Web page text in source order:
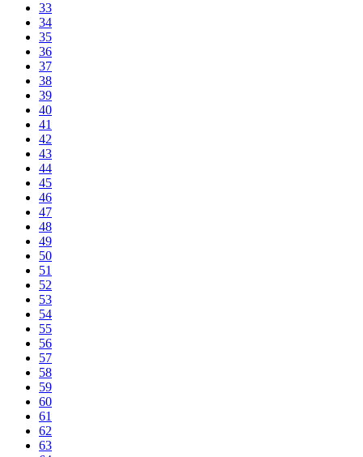
33
34
35
36
37
38
39
40
41
42
43
44
45
46
47
48
49
50
51
52
53
54
55
56
57
58
59
60
61
62
63